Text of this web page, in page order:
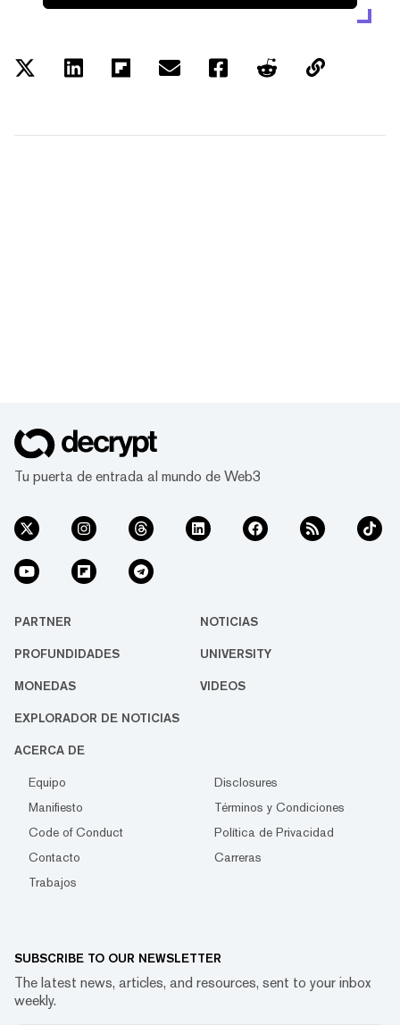
Tu puerta de entrada al mundo de Web3
PARTNER NOTICIAS
PROFUNDIDADES UNIVERSITY
MONEDAS VIDEOS
EXPLORADOR DE NOTICIAS
ACERCA DE
Equipo
Disclosures
Manifiesto
Términos y Condiciones
Code of Conduct
Política de Privacidad
Contacto
Carreras
Trabajos
SUBSCRIBE TO OUR NEWSLETTER
The latest news, articles, and resources, sent to your inbox
weekly.